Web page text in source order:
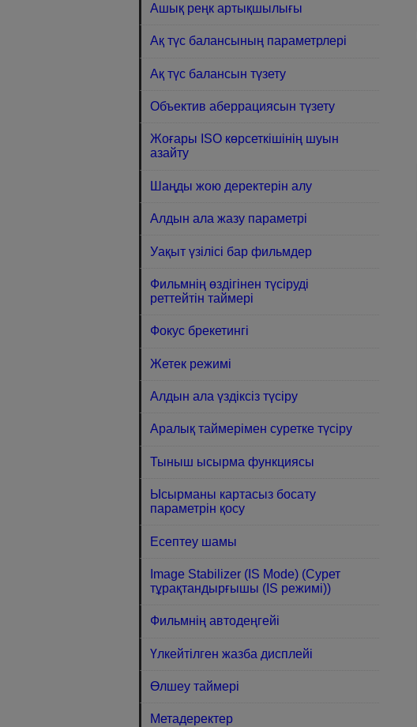
Ашық реңк артықшылығы
Ақ түс балансының параметрлері
Ақ түс балансын түзету
Объектив аберрациясын түзету
Жоғары ISO көрсеткiшiнiң шуын
азайту
Шаңды жою деректерін алу
Алдын ала жазу параметрі
Уақыт үзілісі бар фильмдер
Фильмнің өздігінен түсіруді
реттейтін таймері
Фокус брекетингі
Жетек режимі
Алдын ала үздіксіз түсіру
Аралық таймерімен суретке түсіру
Тыныш ысырма функциясы
Ысырманы картасыз босату
параметрін қосу
Есептеу шамы
Image Stabilizer (IS Mode) (Сурет
тұрақтандырғышы (IS режимі))
Фильмнің автодеңгейі
Үлкейтілген жазба дисплейі
Өлшеу таймері
Метадеректер